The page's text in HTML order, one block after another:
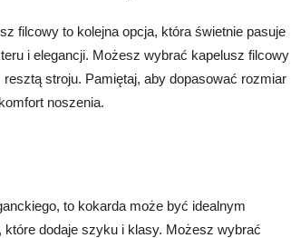
filcowy to kolejna opcja, która świetnie pasuje
i elegancji. Możesz wybrać kapelusz filcowy
stroju. Pamiętaj, aby dopasować rozmiar
noszenia.
to kokarda może być idealnym
które dodaje szyku i klasy. Możesz wybrać